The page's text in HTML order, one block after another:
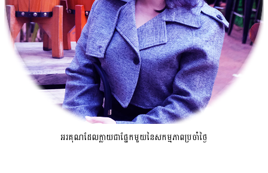
អរគុណដែលក្លាយជាផ្នែកមួយនៃសកម្មភាពប្រចាំថ្ងៃ